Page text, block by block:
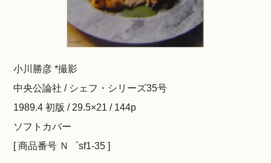
小川勝彦 *撮影
中央公論社 / シェフ・シリーズ35号
1989.4 初版 / 29.5×21 / 144p
ソフトカバー
[ 商品番号 Ｎ゜sf1-35 ]